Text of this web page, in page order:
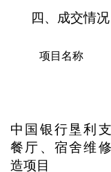
四、成交情况
项目名称
中国银行垦利
餐厅、宿舍维
造项目